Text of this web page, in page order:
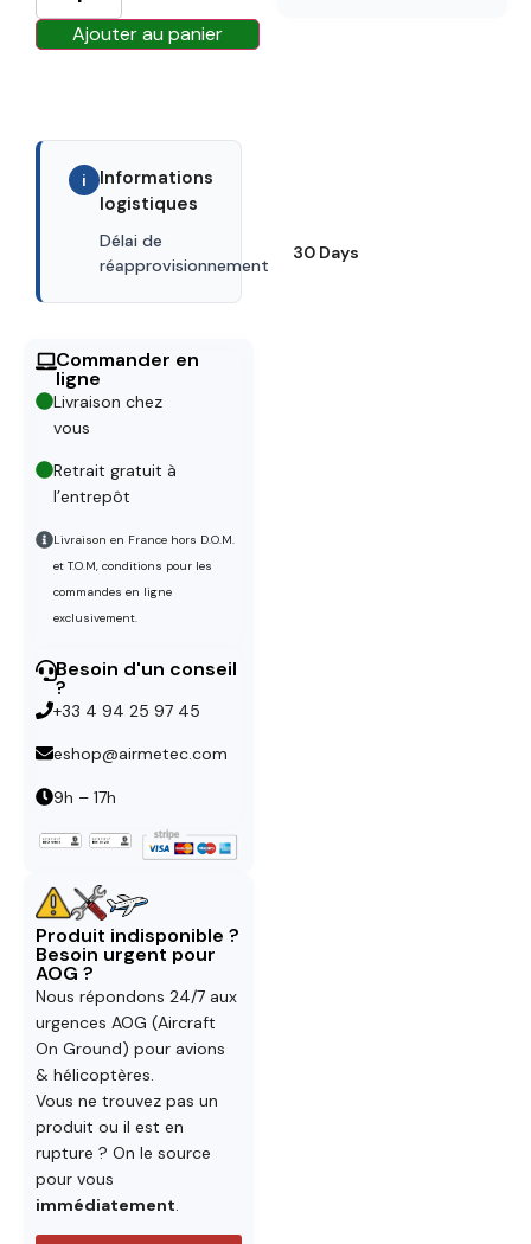
Ajouter au panier
i
Informations
logistiques
Délai de
réapprovisionnement
30 Days
Commander en
ligne
Livraison chez
vous
Retrait gratuit à
l’entrepôt
Livraison en France hors D.O.M.
et T.O.M, conditions pour les
commandes en ligne
exclusivement.
Besoin d'un conseil
?
+33 4 94 25 97 45
eshop@airmetec.com
9h – 17h
Produit indisponible ?
Besoin urgent pour
AOG ?
Nous répondons 24/7 aux
urgences AOG (Aircraft
On Ground) pour avions
& hélicoptères.
Vous ne trouvez pas un
produit ou il est en
rupture ? On le source
pour vous
immédiatement.